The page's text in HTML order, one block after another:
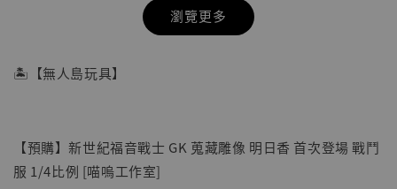
瀏覽更多
🏝【無人島玩具】
【預購】新世紀福音戰士 GK 蒐藏雕像 明日香 首次登場 戰鬥
服 1/4比例 [喵嗚工作室]